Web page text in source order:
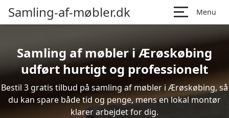
Samling-af-møbler.dk Menu
Samling af møbler i Ærøskøbing
udført hurtigt og professionelt
Bestil 3 gratis tilbud på samling af møbler i Ærøskøbing, så
du kan spare både tid og penge, mens en lokal montør
klarer arbejdet for dig.